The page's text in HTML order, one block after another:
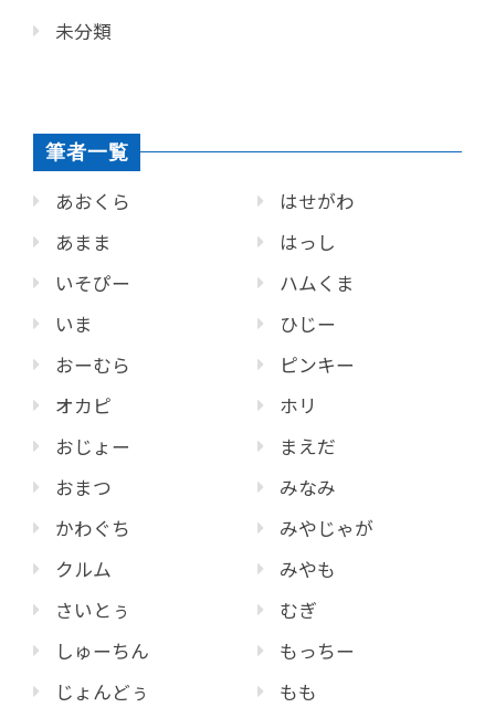
未分類
筆者一覧
あおくら
あまま
いそぴー
いま
おーむら
オカピ
おじょー
おまつ
かわぐち
クルム
さいとぅ
しゅーちん
じょんどぅ
はせがわ
はっし
ハムくま
ひじー
ピンキー
ホリ
まえだ
みなみ
みやじゃが
みやも
むぎ
もっちー
もも